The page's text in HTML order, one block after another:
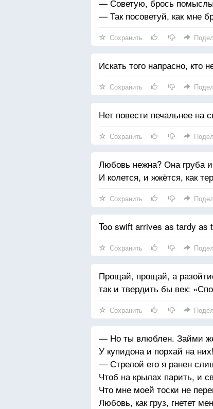
— Советую, брось
— Так посоветуй, как мне
Сохранить
Искать того напрасно, кто
Сохранить
Нет повести печальнее на
Сохранить
Любовь нежна? Она груба
И колется, и жжётся, как
Сохранить
Too swift arrives as tardy as
Сохранить
Прощай, прощай, а
так и твердить бы век:
Сохранить
— Но ты влюблен. Займи
У купидона и порхай на них!
— Стрелой его я ранен
Чтоб на крылах парить, и
Что мне моей тоски не
Любовь, как груз, гнетет